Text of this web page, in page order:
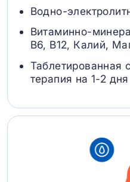
Водно-
Витаминно-
B6, В12, Калий,
Таблетированная
терапия на 1-2 дня